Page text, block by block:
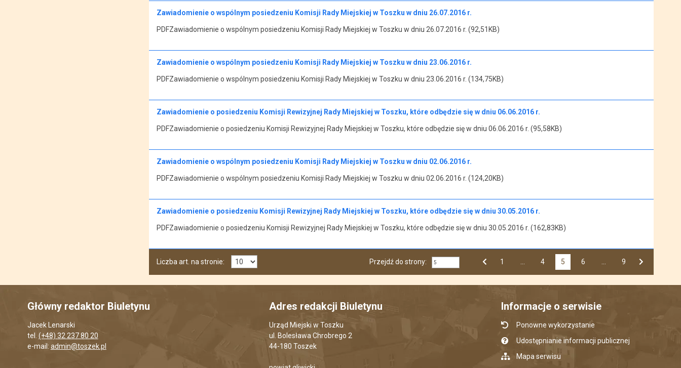
Zawiadomienie o wspólnym posiedzeniu Komisji Rady Miejskiej w Toszku w dniu 26.07.2016 r.
PDFZawiadomienie o wspólnym posiedzeniu Komisji Rady Miejskiej w Toszku w dniu 26.07.2016 r. (92,51KB)
Zawiadomienie o wspólnym posiedzeniu Komisji Rady Miejskiej w Toszku w dniu 23.06.2016 r.
PDFZawiadomienie o wspólnym posiedzeniu Komisji Rady Miejskiej w Toszku w dniu 23.06.2016 r. (134,75KB)
Zawiadomienie o posiedzeniu Komisji Rewizyjnej Rady Miejskiej w Toszku, które odbędzie się w dniu 06.06.2016 r.
PDFZawiadomienie o posiedzeniu Komisji Rewizyjnej Rady Miejskiej w Toszku, które odbędzie się w dniu 06.06.2016 r. (95,58KB)
Zawiadomienie o wspólnym posiedzeniu Komisji Rady Miejskiej w Toszku w dniu 02.06.2016 r.
PDFZawiadomienie o wspólnym posiedzeniu Komisji Rady Miejskiej w Toszku w dniu 02.06.2016 r. (124,20KB)
Zawiadomienie o posiedzeniu Komisji Rewizyjnej Rady Miejskiej w Toszku, które odbędzie się w dniu 30.05.2016 r.
PDFZawiadomienie o posiedzeniu Komisji Rewizyjnej Rady Miejskiej w Toszku, które odbędzie się w dniu 30.05.2016 r. (162,83KB)
Liczba art. na stronie: Przejdź do strony: 1 4 5 6 9
Główny redaktor Biuletynu
Jacek Lenarski
tel. (+48) 32 237 80 20
e-mail: admin@toszek.pl
Adres redakcji Biuletynu
Urząd Miejski w Toszku
ul. Bolesława Chrobrego 2
44-180 Toszek
Informacje o serwisie
Ponowne wykorzystanie
Udostępnianie informacji publicznej
Mapa serwisu